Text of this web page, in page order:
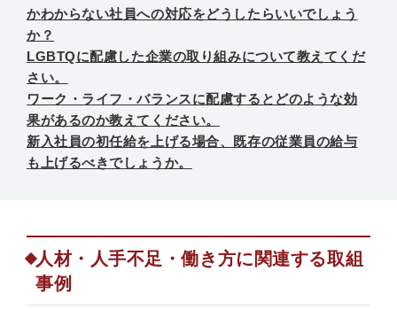
かわからない社員への対応をどうしたらいいでしょう
か？
LGBTQに配慮した企業の取り組みについて教えてくだ
さい。
ワーク・ライフ・バランスに配慮するとどのような効
果があるのか教えてください。
新入社員の初任給を上げる場合、既存の従業員の給与
も上げるべきでしょうか。
人材・人手不足・働き方に関連する取組
事例